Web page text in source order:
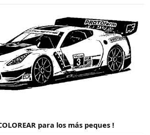
para los más peques !